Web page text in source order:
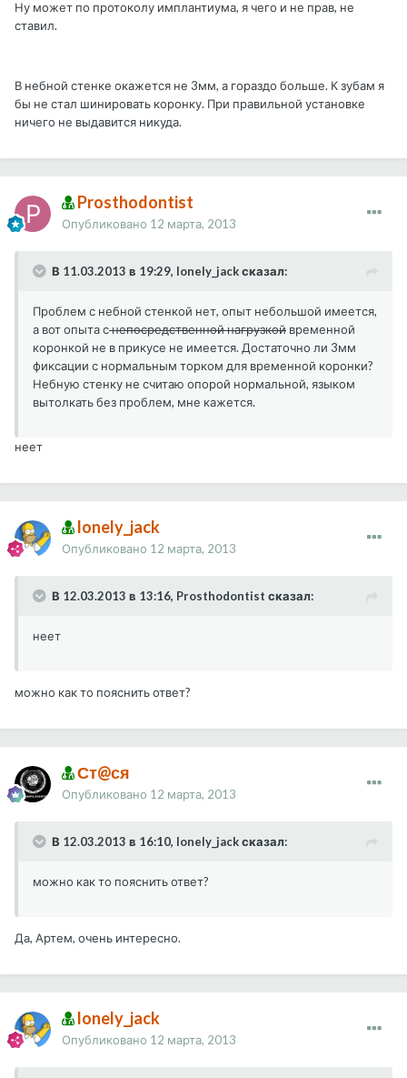
Ну может по протоколу имплантиума, я чего и не прав, не
ставил.
В небной стенке окажется не 3мм, а гораздо больше. К зубам я
бы не стал шинировать коронку. При правильной установке
ничего не выдавится никуда.
Prosthodontist
Опубликовано 12 марта, 2013
В 11.03.2013 в 19:29, lonely_jack сказал:
Проблем с небной стенкой нет, опыт небольшой имеется,
а вот опыта снепосредственной нагрузкой временной
коронкой не в прикусе не имеется. Достаточно ли 3мм
фиксации с нормальным торком для временной коронки?
Небную стенку не считаю опорой нормальной, языком
вытолкать без проблем, мне кажется.
неет
lonely_jack
Опубликовано 12 марта, 2013
В 12.03.2013 в 13:16, Prosthodontist сказал:
неет
можно как то пояснить ответ?
Ст@ся
Опубликовано 12 марта, 2013
В 12.03.2013 в 16:10, lonely_jack сказал:
можно как то пояснить ответ?
Да, Артем, очень интересно.
lonely_jack
Опубликовано 12 марта, 2013